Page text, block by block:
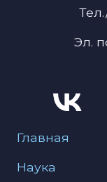
Эл.
Меню для
Главная
Наука